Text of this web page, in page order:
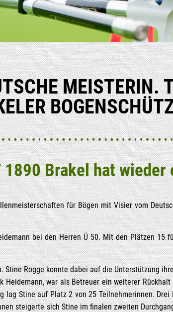
MEIS­TE­RIN.
Bra­kel hat
für Bögen mit Visier vom
bei den Her­ren Ü 50. Mit den Plät­zen 15
Sti­ne Rog­ge konn­te dabei auf die Unter­stüt­zung
war als Betreu­er ein wei­te­rer
lag Sti­ne auf Platz 2 von 25 Teil­neh­me­rin­nen.
stei­ger­te sich Sti­ne im fina­len zwei­ten